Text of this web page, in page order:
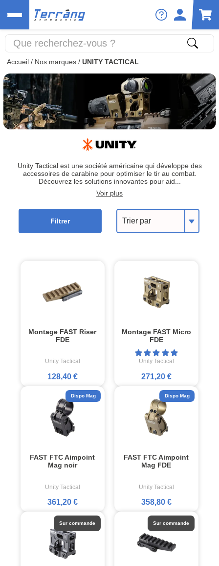
Accueil / Nos marques / UNITY TACTICAL
Unity Tactical est une société américaine qui développe des
accessoires de carabine pour optimiser le tir au combat.
Découvrez les solutions innovantes pour aid...
Voir plus
Trier par
Filtrer
Montage FAST Riser
FDE
Unity Tactical
128,40 €
Montage FAST Micro
FDE
Unity Tactical
271,20 €
FAST FTC Aimpoint
Mag noir
Unity Tactical
361,20 €
Dispo Mag
FAST FTC Aimpoint
Mag FDE
Unity Tactical
358,80 €
Dispo Mag
Sur commande Sur commande